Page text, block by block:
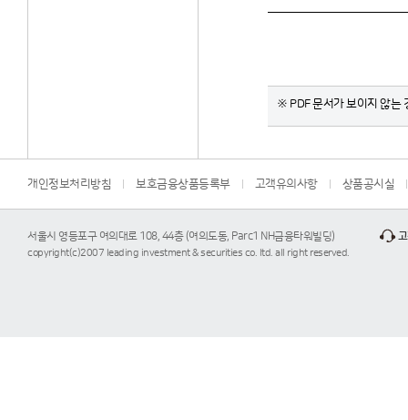
※ PDF 문서가 보이지 않는
개인정보처리방침 보호금융상품등록부 고객유의사항 상품공시실
서울시 영등포구 여의대로 108, 44층 (여의도동, Parc1 NH금융타워빌딩)
copyright(c)2007 leading investment & securities co. ltd. all right reserved.